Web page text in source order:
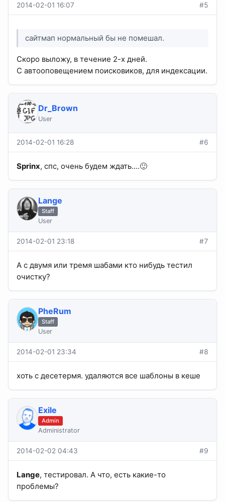
2014-02-01 16:07 #5
сайтмап нормальный бы не помешал.
Скоро выложу, в течение 2-х дней.
С автооповещением поисковиков, для индексации.
Dr_Brown
User
2014-02-01 16:28 #6
Sprinx, спс, очень будем ждать....🙂
Lange
Staff
User
2014-02-01 23:18 #7
А с двумя или тремя шабами кто нибудь тестил
очистку?
PheRum
Staff
User
2014-02-01 23:34 #8
хоть с десетермя. удаляются все шаблоны в кеше
Exile
Admin
Administrator
2014-02-02 04:43 #9
Lange, тестировал. А что, есть какие-то
проблемы?